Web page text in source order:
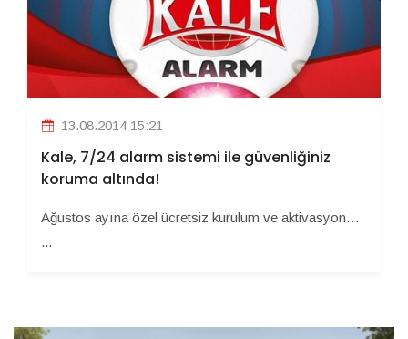
13.08.2014 15:21
Kale, 7/24 alarm sistemi ile güvenliğiniz
koruma altında!
Ağustos ayına özel ücretsiz kurulum ve aktivasyon…
...